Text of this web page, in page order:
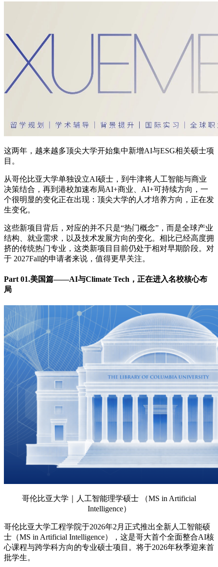
这两年，越来越多顶尖大学开始集中新增AI与ESG相关硕士项
目。
从哥伦比亚大学单独设立AI硕士，到牛津将人工智能与商业
决策结合，再到港校加速布局AI+商业、AI+可持续方向，一
个很明显的变化正在出现：顶尖大学的人才培养方向，正在发
生变化。
这些新项目背后，对应的并不只是“热门概念”，而是全球产业
结构、就业需求，以及技术发展方向的变化。相比已经高度拥
挤的传统热门专业，这类新项目目前仍处于相对早期阶段。对
于 2027Fall的申请者来说，值得更早关注。
Part 01.美国篇——AI与Climate Tech，正在进入名校核心布
局
哥伦比亚大学｜人工智能理学硕士 （MS in Artificial
Intelligence）
哥伦比亚大学工程学院于2026年2月正式推出全新人工智能硕
士（MS in Artificial Intelligence），这是哥大首个全面整合AI核
心课程与跨学科方向的专业硕士项目。将于2026年秋季迎来首
批学生。